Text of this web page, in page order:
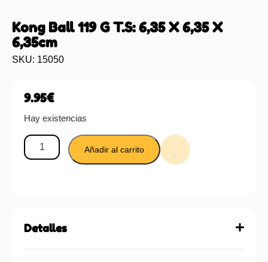
Kong Ball 119 G T.S: 6,35 X 6,35 X
6,35cm
SKU: 15050
9.95€
Hay existencias
Añadir al carrito
Detalles